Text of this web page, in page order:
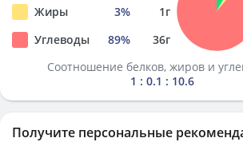
Жиры
3% 1г
Углеводы
89% 36г
Соотношение белков, жиров и
1 : 0.1 : 10.6
Получите персональные